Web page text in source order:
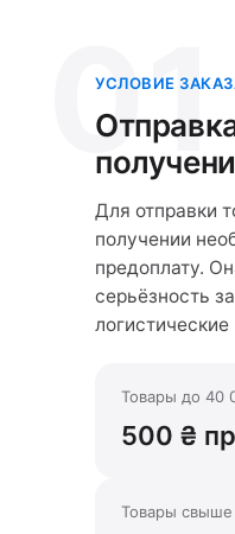
01
УСЛОВИЕ
Для отправки
получении
предоплату.
серьёзность
Товары до 40
500 ₴
Товары